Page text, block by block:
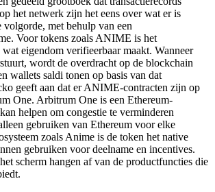
het netwerk zijn het eens over wat er is
met behulp van een
Voor tokens zoals ANIME is het
eigendom verifieerbaar maakt. Wanneer
wordt de overdracht op de blockchain
wallets saldi tonen op basis van dat
geeft aan dat er ANIME-contracten zijn op
One. Arbitrum One is een Ethereum-
helpen om congestie te verminderen
gebruiken van Ethereum voor elke
zoals Anime is de token het native
gebruiken voor deelname en incentives.
scherm hangen af van de productfuncties die